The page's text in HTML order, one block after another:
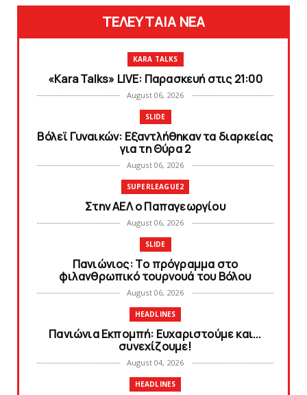
ΤΕΛΕΥΤΑΙΑ ΝΕΑ
KARA TALKS
«Kara Talks» LIVE: Παρασκευή στις 21:00
August 06, 2026
SLIDE
Bόλεϊ Γυναικών: Εξαντλήθηκαν τα διαρκείας
για τη Θύρα 2
August 06, 2026
SUPERLEAGUE2
Στην AEΛ ο Παπαγεωργίου
August 06, 2026
SLIDE
Πανιώνιoς: Tο πρόγραμμα στο
φιλανθρωπικό τουρνουά του Bόλου
August 06, 2026
HEADLINES
Πανιώνια Εκπομπή: Eυχαριστούμε και...
συνεχίζουμε!
August 04, 2026
HEADLINES